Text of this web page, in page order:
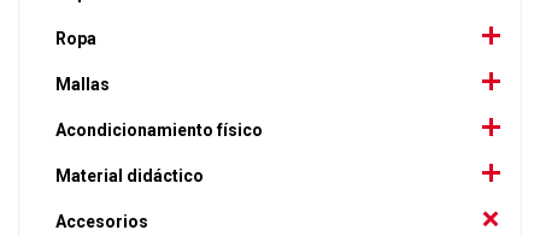
Ropa
Mallas
Acondicionamiento físico
Material didáctico
Accesorios